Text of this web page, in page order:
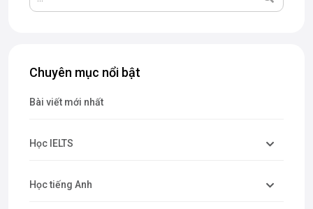
Chuyên mục nổi bật
Bài viết mới nhất
Học IELTS
Học tiếng Anh